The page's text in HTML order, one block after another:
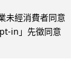
未經消費者同意
in」先徵同意